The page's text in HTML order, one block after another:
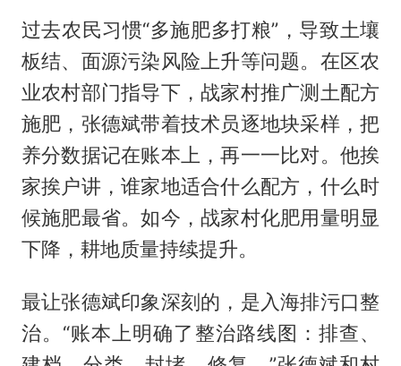
过去农民习惯“多施肥多打粮”，导致土壤
板结、面源污染风险上升等问题。在区农
业农村部门指导下，战家村推广测土配方
施肥，张德斌带着技术员逐地块采样，把
养分数据记在账本上，再一一比对。他挨
家挨户讲，谁家地适合什么配方，什么时
候施肥最省。如今，战家村化肥用量明显
下降，耕地质量持续提升。
最让张德斌印象深刻的，是入海排污口整
治。“账本上明确了整治路线图：排查、